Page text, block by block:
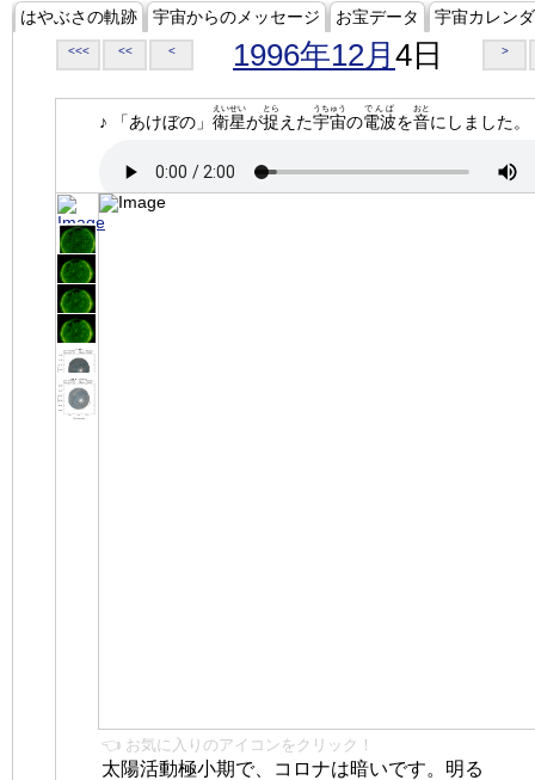
はやぶさの軌跡 宇宙からのメッセージ お宝データ 宇宙カレン
<<< << < 1996年12月 4日 >
♪ 「あけぼの」 衛星
えいせい
が捉
とら
えた宇宙
うちゅう
の電波
でんぱ
を音
おと
にしました。
👈 お気に入りのアイコンをクリック！
太陽活動極小期で、コロナは暗いです。明る